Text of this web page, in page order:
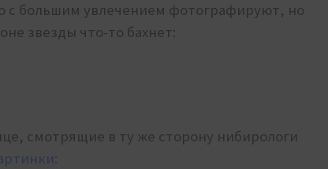
с большим увлечением фотографируют, но
звезды что-то бахнет:
смотрящие в ту же сторону нибирологи